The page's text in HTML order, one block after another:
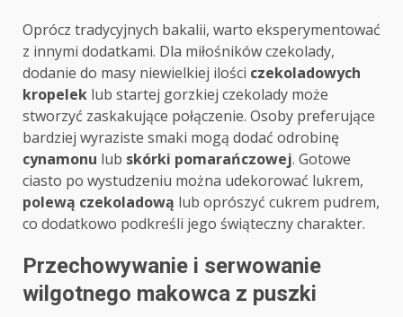
Oprócz tradycyjnych bakalii, warto eksperymentować
z innymi dodatkami. Dla miłośników czekolady,
dodanie do masy niewielkiej ilości czekoladowych
kropelek lub startej gorzkiej czekolady może
stworzyć zaskakujące połączenie. Osoby preferujące
bardziej wyraziste smaki mogą dodać odrobinę
cynamonu lub skórki pomarańczowej. Gotowe
ciasto po wystudzeniu można udekorować lukrem,
polewą czekoladową lub oprószyć cukrem pudrem,
co dodatkowo podkreśli jego świąteczny charakter.
Przechowywanie i serwowanie
wilgotnego makowca z puszki